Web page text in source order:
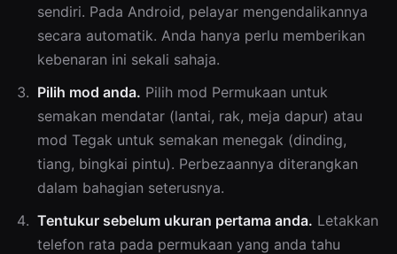
sendiri. Pada Android, pelayar mengendalikannya
secara automatik. Anda hanya perlu memberikan
kebenaran ini sekali sahaja.
Pilih mod anda. Pilih mod Permukaan untuk
semakan mendatar (lantai, rak, meja dapur) atau
mod Tegak untuk semakan menegak (dinding,
tiang, bingkai pintu). Perbezaannya diterangkan
dalam bahagian seterusnya.
Tentukur sebelum ukuran pertama anda. Letakkan
telefon rata pada permukaan yang anda tahu